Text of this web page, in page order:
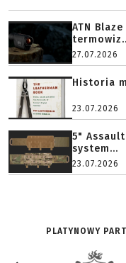
ATN
27.07.2026
Historia
23.07.2026
5"
system...
23.07.2026
PLATYNOWY